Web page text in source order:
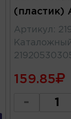
(пластик)
Артикул :
159.85
-